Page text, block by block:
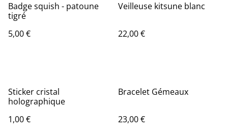
Badge squish - patoune
tigré
5,00 €
Veilleuse kitsune blanc
22,00 €
Sticker cristal
holographique
1,00 €
Bracelet Gémeaux
23,00 €